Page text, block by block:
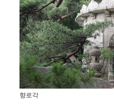
향로각